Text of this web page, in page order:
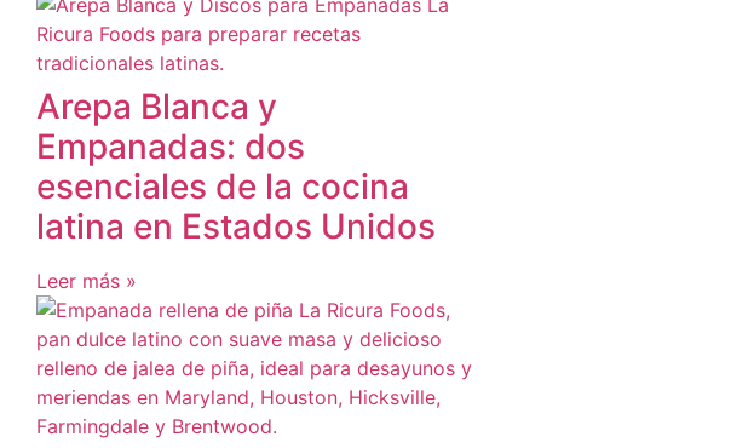
Arepa Blanca y
Empanadas: dos
esenciales de la cocina
latina en Estados Unidos
Leer más »